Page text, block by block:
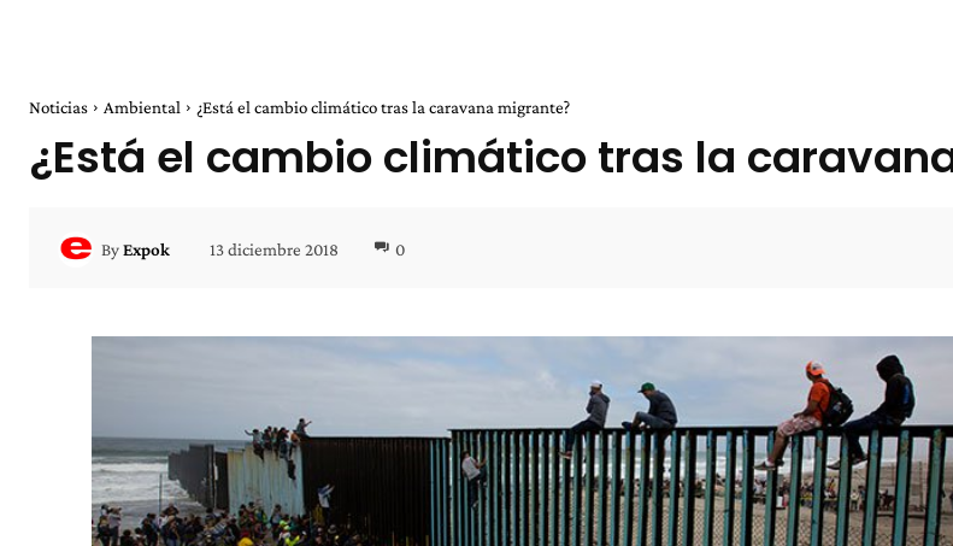
Noticias Ambiental ¿Está el cambio climático tras la caravana migrante?
¿Está el cambio climático tras la
ByExpok 13 diciembre 2018 0